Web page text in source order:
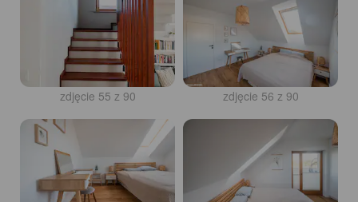
zdjęcie 55 z 90 zdjęcie 56 z 90